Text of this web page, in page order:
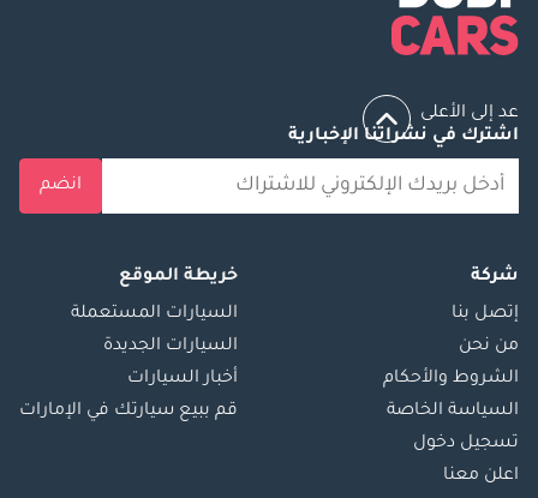
عد إلى الأعلى
اشترك في نشراتنا الإخبارية
انضم
شركة
إتصل بنا
من نحن
الشروط والأحكام
السياسة الخاصة
تسجيل دخول
اعلن معنا
خريطة الموقع
السيارات المستعملة
السيارات الجديدة
أخبار السيارات
قم ببيع سيارتك في الإمارات